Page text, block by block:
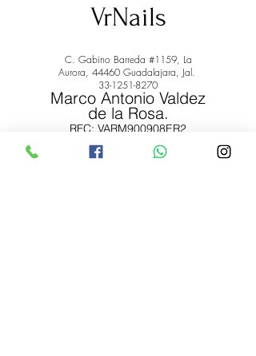
VrNails
C. Gabino Barreda #1159, La
Aurora, 44460 Guadalajara, Jal.
33-1251-8270
Marco Antonio Valdez
de la Rosa.
RFC: VARM900908ER2